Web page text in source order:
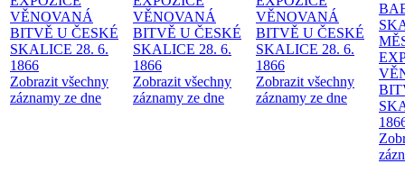
VĚNOVANÁ
BITVĚ U ČESKÉ
SKALICE 28. 6.
1866
Zobrazit všechny
záznamy ze dne
VĚNOVANÁ
BITVĚ U ČESKÉ
SKALICE 28. 6.
1866
Zobrazit všechny
záznamy ze dne
VĚNOVANÁ
BITVĚ U ČESKÉ
SKALICE 28. 6.
1866
Zobrazit všechny
záznamy ze dne